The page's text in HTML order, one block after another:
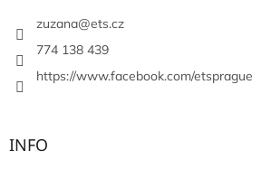
zuzana@ets.cz
774 138 439
https://www.facebook.com/etsprague
INFO